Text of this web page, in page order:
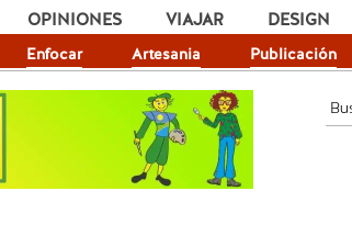
Enfocar Artesania Publicación
OPINIONES VIAJAR DESIGN